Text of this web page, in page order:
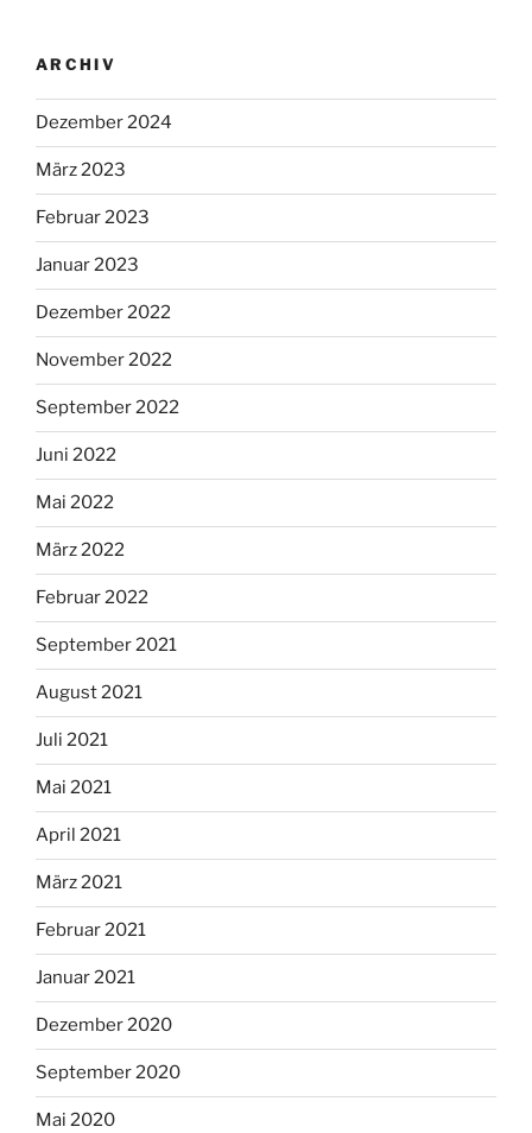
ARCHIV
Dezember 2024
März 2023
Februar 2023
Januar 2023
Dezember 2022
November 2022
September 2022
Juni 2022
Mai 2022
März 2022
Februar 2022
September 2021
August 2021
Juli 2021
Mai 2021
April 2021
März 2021
Februar 2021
Januar 2021
Dezember 2020
September 2020
Mai 2020